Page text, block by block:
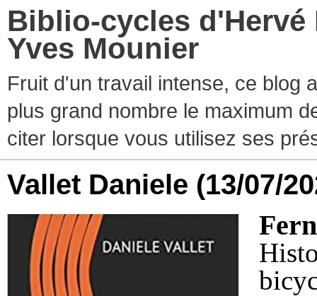
Biblio-cycles d'Hervé
Yves Mounier
Fruit d'un travail intense, ce blog
plus grand nombre le maximum
citer lorsque vous utilisez ses
Vallet Daniele (13/07/